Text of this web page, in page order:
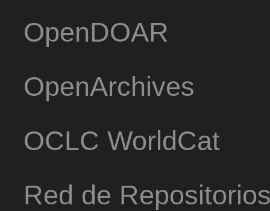
OpenDOAR
OpenArchives
OCLC WorldCat
Red de